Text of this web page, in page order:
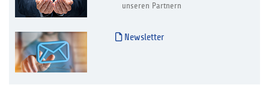
unseren Partnern
Newsletter